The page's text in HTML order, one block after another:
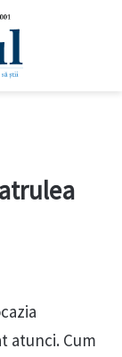
atunci. Cum